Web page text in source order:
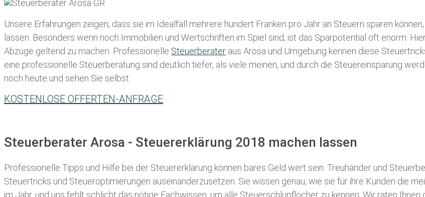
Unsere Erfahrungen zeigen, dass sie im Idealfall mehrere hundert Franken pro Jahr an Steuern sparen
lassen . Besonders wenn noch Immobilien und Wertschriften im Spiel sind, ist das Sparpotential oft enorm.
Abzüge geltend zu machen. Professionelle Steuerberater aus Arosa und Umgebung kennen diese
eine professionelle Steuerberatung sind deutlich tiefer, als viele meinen, und durch die Steuereinsparung
noch heute und sehen Sie selbst:
KOSTENLOSE OFFERTEN-ANFRAGE
Steuerberater Arosa - Steuererklärung 2018 machen lassen
Professionelle Tipps und Hilfe bei der Steuererklärung können bares Geld wert sein. Treuhänder und
Steuertricks und Steueroptimierungen auseinanderzusetzen. Sie wissen genau, wie sie für ihre Kunden die
im Jahr, und uns fehlt schlicht das nötige Fachwissen, um alle Steuerschlupflöcher zu kennen. Wir raten